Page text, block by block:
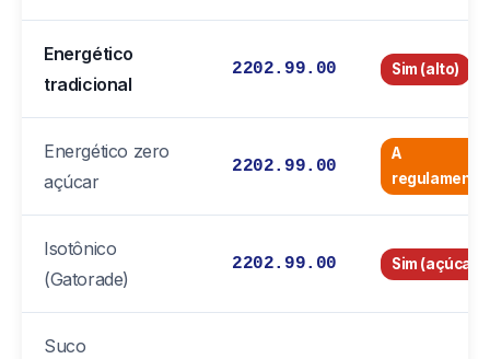
Energético
tradicional
2202.99.00 Sim (alto)
Energético zero
açúcar
2202.99.00
A
Isotônico
(Gatorade)
2202.99.00 Sim (açúcar)
Suco